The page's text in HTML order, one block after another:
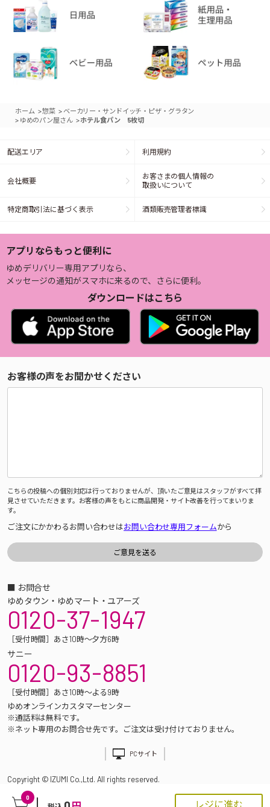
0
レジに進む
ホーム >惣菜 > ベーカリー・サンドイッチ・ピザ・グラタン
> ゆめのパン屋さん >ホテル食パン 5枚切
配送エリア 利用規約
会社概要
お客さまの個人情報の
取扱いについて
特定商取引法に基づく表示 酒類販売管理者標識
アプリならもっと便利に
ゆめデリバリー専用アプリなら、
メッセージの通知がスマホに来るので、さらに便利。
ダウンロードはこちら
お客様の声をお聞かせください
こちらの投稿への個別対応は行っておりませんが、頂いたご意見はスタッフがすべて拝
見させていただきます。お客様の声をもとに商品開発・サイト改善を行ってまいりま
す。
ご注文にかかわるお問い合わせはお問い合わせ専用フォームから
■ お問合せ
ゆめタウン・ゆめマート・ユアーズ
0120-37-1947
［受付時間］あさ10時～夕方6時
サニー
0120-93-8851
［受付時間］あさ10時～よる9時
ゆめオンラインカスタマーセンター
※通話料は無料です。
※ネット専用のお問合せ先です。ご注文は受け付けておりません。
PCサイト
Copyright © IZUMI Co.,Ltd. All rights reserved.